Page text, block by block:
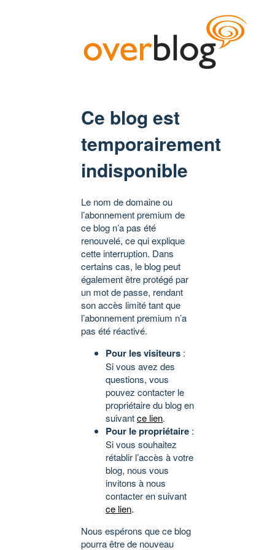
Ce blog est
temporairement
indisponible
Le nom de domaine ou
l’abonnement premium de
ce blog n’a pas été
renouvelé, ce qui explique
cette interruption. Dans
certains cas, le blog peut
également être protégé par
un mot de passe, rendant
son accès limité tant que
l’abonnement premium n’a
pas été réactivé.
Pour les visiteurs :
Si vous avez des
questions, vous
pouvez contacter le
propriétaire du blog en
suivantce lien.
Pour le propriétaire :
Si vous souhaitez
rétablir l’accès à votre
blog, nous vous
invitons à nous
contacter en suivant
ce lien.
Nous espérons que ce blog
pourra être de nouveau